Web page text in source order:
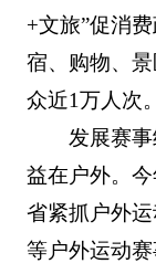
+文旅”促消
宿、购物、
众近1万人次。
发展赛
益在户外。
省紧抓户外
等户外运动赛